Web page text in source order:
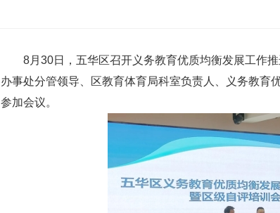
8月30日，五华区召开义务教育优质均衡发展工作
办事处分管领导、区教育体育局科室负责人、义务教育
参加会议。